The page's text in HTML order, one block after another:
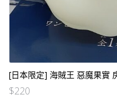
[日本限定] 海賊王 惡魔果實
$220